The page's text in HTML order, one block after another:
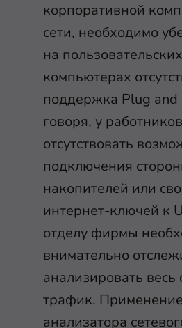
корпоративной
сети, необходимо
на пользовательских
компьютерах
поддержка Plug and
говоря, у
отсутствовать
подключения
накопителей или
интернет-ключей к
отделу фирмы
внимательно
анализировать весь
трафик.
анализатора